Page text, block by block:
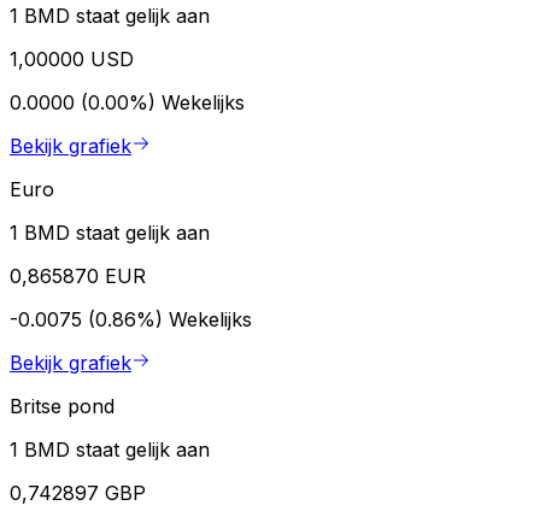
1 BMD staat gelijk aan
1,00000 USD
0.0000 (0.00%) Wekelijks
Bekijk grafiek
Euro
1 BMD staat gelijk aan
0,865870 EUR
-0.0075 (0.86%) Wekelijks
Bekijk grafiek
Britse pond
1 BMD staat gelijk aan
0,742897 GBP